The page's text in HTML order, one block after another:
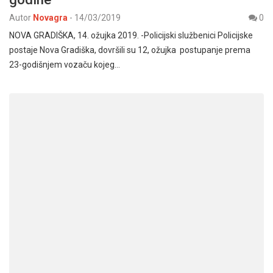
Autor Novagra - 14/03/2019
0
NOVA GRADIŠKA, 14. ožujka 2019. -Policijski službenici Policijske
postaje Nova Gradiška, dovršili su 12, ožujka postupanje prema
23-godišnjem vozaču kojeg…